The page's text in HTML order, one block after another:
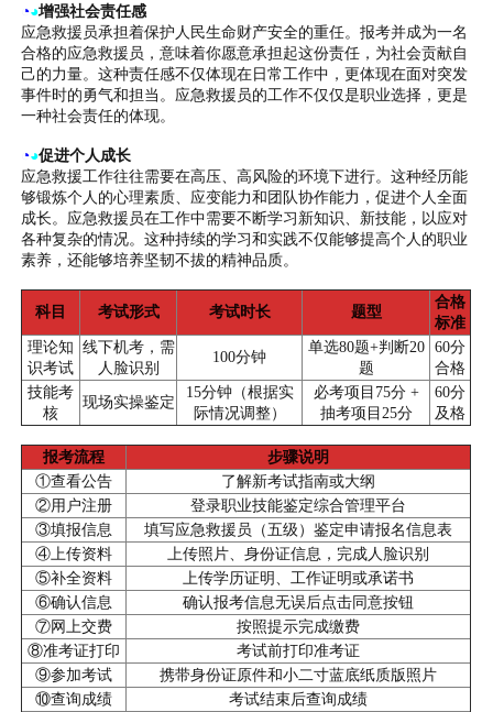
◔◕增强社会责任感
应急救援员承担着保护人民生命财产安全的重任。报考并成为一名
合格的应急救援员，意味着你愿意承担起这份责任，为社会贡献自
己的力量。这种责任感不仅体现在日常工作中，更体现在面对突发
事件时的勇气和担当。应急救援员的工作不仅仅是职业选择，更是
一种社会责任的体现。
◔◕促进个人成长
应急救援工作往往需要在高压、高风险的环境下进行。这种经历能
够锻炼个人的心理素质、应变能力和团队协作能力，促进个人全面
成长。应急救援员在工作中需要不断学习新知识、新技能，以应对
各种复杂的情况。这种持续的学习和实践不仅能够提高个人的职业
素养，还能够培养坚韧不拔的精神品质。
科目 考试形式 考试时长 题型
合格
标准
理论知
识考试
线下机考，需
人脸识别
100分钟
单选80题+判断20
题
60分
合格
技能考
核
现场实操鉴定
15分钟（根据实
际情况调整）
必考项目75分 +
抽考项目25分
60分
及格
报考流程
步骤说明
①查看公告
了解新考试指南或大纲
②用户注册
登录职业技能鉴定综合管理平台
③填报信息
填写应急救援员（五级）鉴定申请报名信息表
④上传资料
上传照片、身份证信息，完成人脸识别
⑤补全资料
上传学历证明、工作证明或承诺书
⑥确认信息
确认报考信息无误后点击同意按钮
⑦网上交费
按照提示完成缴费
⑧准考证打印
考试前打印准考证
⑨参加考试
携带身份证原件和小二寸蓝底纸质版照片
⑩查询成绩
考试结束后查询成绩